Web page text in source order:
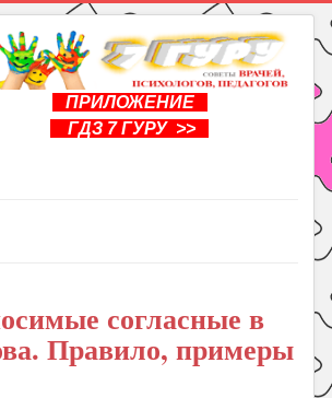
ПРИЛОЖЕНИЕ
ГДЗ 7 ГУРУ >>
школе
согласные в
Правило, примеры